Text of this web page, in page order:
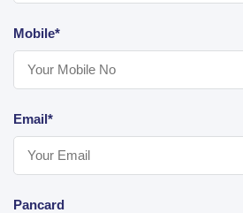
Mobile*
Email*
Pancard